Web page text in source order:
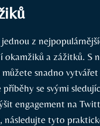
z
okamžiků a zážitků. S
snadno
příběhy se svými
engagement na
následujte tyto